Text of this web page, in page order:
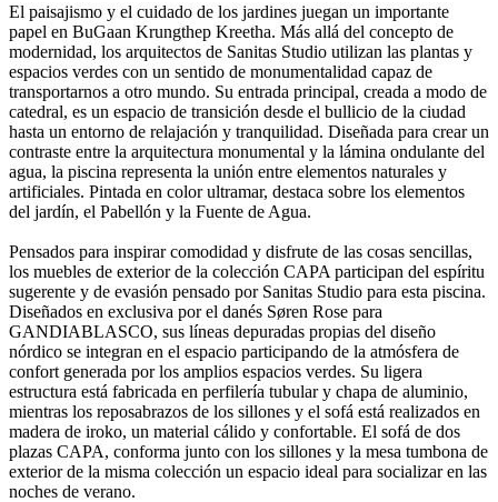
El paisajismo y el cuidado de los jardines juegan un importante
papel en BuGaan Krungthep Kreetha. Más allá del concepto de
modernidad, los arquitectos de Sanitas Studio utilizan las plantas y
espacios verdes con un sentido de monumentalidad capaz de
transportarnos a otro mundo. Su entrada principal, creada a modo de
catedral, es un espacio de transición desde el bullicio de la ciudad
hasta un entorno de relajación y tranquilidad. Diseñada para crear un
contraste entre la arquitectura monumental y la lámina ondulante del
agua, la piscina representa la unión entre elementos naturales y
artificiales. Pintada en color ultramar, destaca sobre los elementos
del jardín, el Pabellón y la Fuente de Agua.
Pensados para inspirar comodidad y disfrute de las cosas sencillas,
los muebles de exterior de la colección CAPA participan del espíritu
sugerente y de evasión pensado por Sanitas Studio para esta piscina.
Diseñados en exclusiva por el danés Søren Rose para
GANDIABLASCO, sus líneas depuradas propias del diseño
nórdico se integran en el espacio participando de la atmósfera de
confort generada por los amplios espacios verdes. Su ligera
estructura está fabricada en perfilería tubular y chapa de aluminio,
mientras los reposabrazos de los sillones y el sofá está realizados en
madera de iroko, un material cálido y confortable. El sofá de dos
plazas CAPA, conforma junto con los sillones y la mesa tumbona de
exterior de la misma colección un espacio ideal para socializar en las
noches de verano.